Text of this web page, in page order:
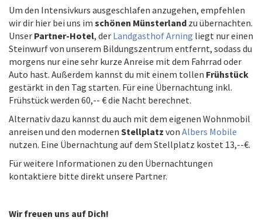
Um den Intensivkurs ausgeschlafen anzugehen, empfehlen
wir dir hier bei uns im schönen Münsterland zu übernachten.
Unser Partner-Hotel, der Landgasthof Arning liegt nur einen
Steinwurf von unserem Bildungszentrum entfernt, sodass du
morgens nur eine sehr kurze Anreise mit dem Fahrrad oder
Auto hast. Außerdem kannst du mit einem tollen Frühstück
gestärkt in den Tag starten. Für eine Übernachtung inkl.
Frühstück werden 60,-- € die Nacht berechnet.
Alternativ dazu kannst du auch mit dem eigenen Wohnmobil
anreisen und den modernen Stellplatz von Albers Mobile
nutzen. Eine Übernachtung auf dem Stellplatz kostet 13,--€.
Für weitere Informationen zu den Übernachtungen
kontaktiere bitte direkt unsere Partner.
Wir freuen uns auf Dich!